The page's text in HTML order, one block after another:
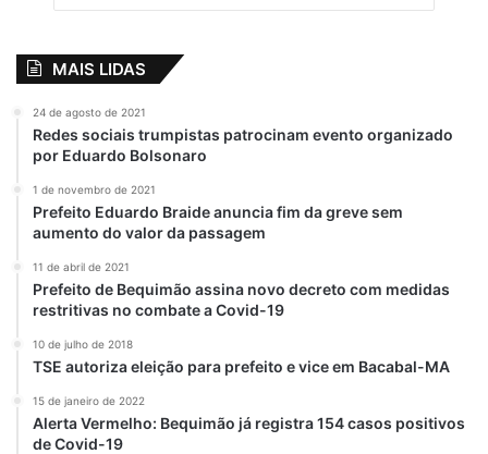
MAIS LIDAS
24 de agosto de 2021
Redes sociais trumpistas patrocinam evento organizado
por Eduardo Bolsonaro
1 de novembro de 2021
Prefeito Eduardo Braide anuncia fim da greve sem
aumento do valor da passagem
11 de abril de 2021
Prefeito de Bequimão assina novo decreto com medidas
restritivas no combate a Covid-19
10 de julho de 2018
TSE autoriza eleição para prefeito e vice em Bacabal-MA
15 de janeiro de 2022
Alerta Vermelho: Bequimão já registra 154 casos positivos
de Covid-19